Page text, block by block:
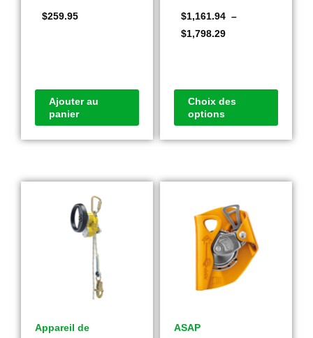
$259.95
Ajouter au
panier
$1,161.94 –
$1,798.29
Choix des
options
Appareil de
ASAP